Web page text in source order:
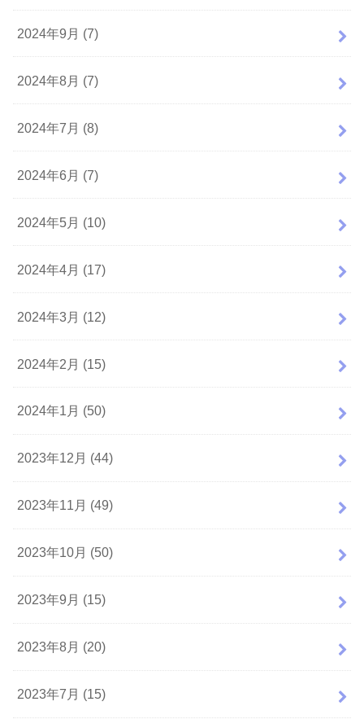
2024年9月 (7)
2024年8月 (7)
2024年7月 (8)
2024年6月 (7)
2024年5月 (10)
2024年4月 (17)
2024年3月 (12)
2024年2月 (15)
2024年1月 (50)
2023年12月 (44)
2023年11月 (49)
2023年10月 (50)
2023年9月 (15)
2023年8月 (20)
2023年7月 (15)